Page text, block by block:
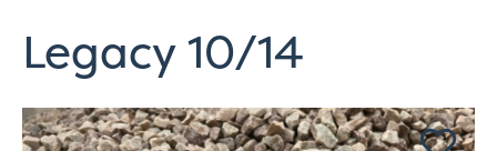
Legacy 10/14